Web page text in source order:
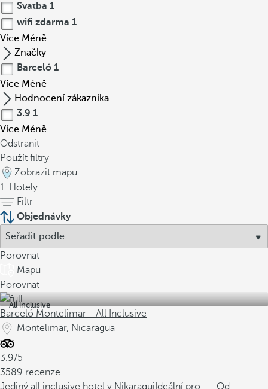
Svatba 1
wifi zdarma 1
Více Méně
Značky
Barceló 1
Více Méně
Hodnocení zákazníka
3.9 1
Více Méně
Odstranit
Použít filtry
Zobrazit mapu
1 Hotely
Filtr
Objednávky
Porovnat
Mapu
Porovnat
All inclusive
Barceló Montelimar - All Inclusive
Montelimar, Nicaragua
3.9/5
3589 recenze
Jediný all inclusive hotel v Nikaragui Ideální pro
Od